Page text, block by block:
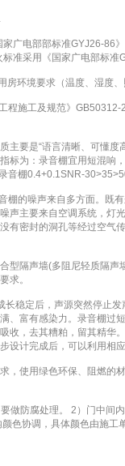
广电部部标准GYJ26-
准采用《国家广电部标准
环境要求（温度、湿
施工及规范》
要是“语言清晰、可懂
标为：录音棚宜用短混
音棚0.4+0.1SNR-
的噪声来自多方面。
主要来自空调系统，
密封的洞孔等经过空
隔声墙(多阻尼轻质隔
求。
稳定后，声源突然停止
富有感染力。录音棚
收，去其糟粕，留其精
计完成后，可以利用
，使用绿色环保、阻燃
做防腐处理。 2）门中
色协调，具体颜色由施